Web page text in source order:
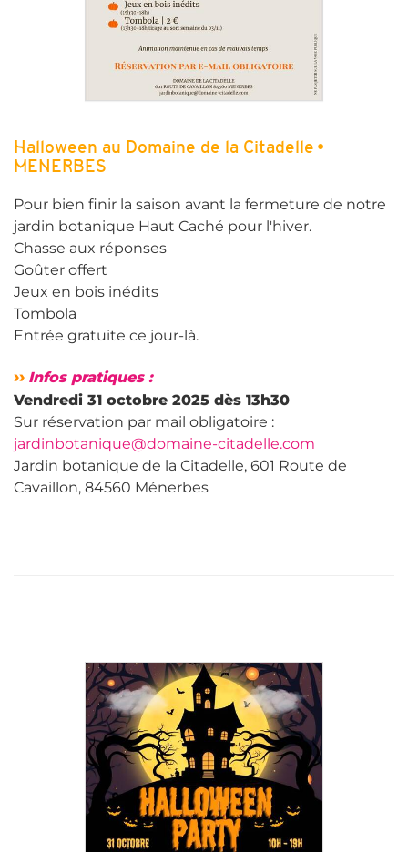
Halloween au Domaine de la Citadelle •
MENERBES
Pour bien finir la saison avant la fermeture de notre
jardin botanique Haut Caché pour l'hiver.
Chasse aux réponses
Goûter offert
Jeux en bois inédits
Tombola
Entrée gratuite ce jour-là.
›› Infos pratiques :
Vendredi 31 octobre 2025 dès 13h30
Sur réservation par mail obligatoire :
jardinbotanique@domaine-citadelle.com
Jardin botanique de la Citadelle, 601 Route de
Cavaillon, 84560 Ménerbes